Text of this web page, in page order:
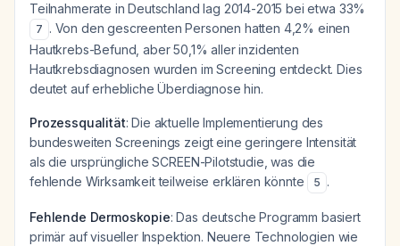
Teilnahmerate in Deutschland lag 2014-2015 bei etwa 33%
7 . Von den gescreenten Personen hatten 4,2% einen
Hautkrebs-Befund, aber 50,1% aller inzidenten
Hautkrebsdiagnosen wurden im Screening entdeckt. Dies
deutet auf erhebliche Überdiagnose hin.
Prozessqualität: Die aktuelle Implementierung des
bundesweiten Screenings zeigt eine geringere Intensität
als die ursprüngliche SCREEN-Pilotstudie, was die
fehlende Wirksamkeit teilweise erklären könnte
5 .
Fehlende Dermoskopie: Das deutsche Programm basiert
primär auf visueller Inspektion. Neuere Technologien wie